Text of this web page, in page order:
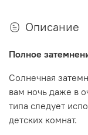
Описание
Полное
Солнечная
вам ночь даже в
типа следует
детских комнат.